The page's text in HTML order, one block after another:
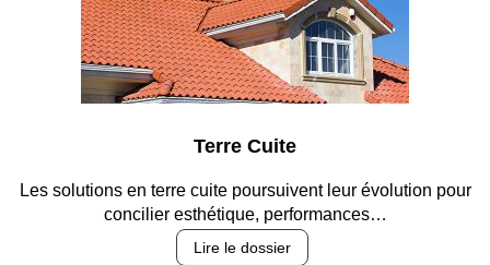
poursuivent leur évolution pour
performances…
Entre circulation,